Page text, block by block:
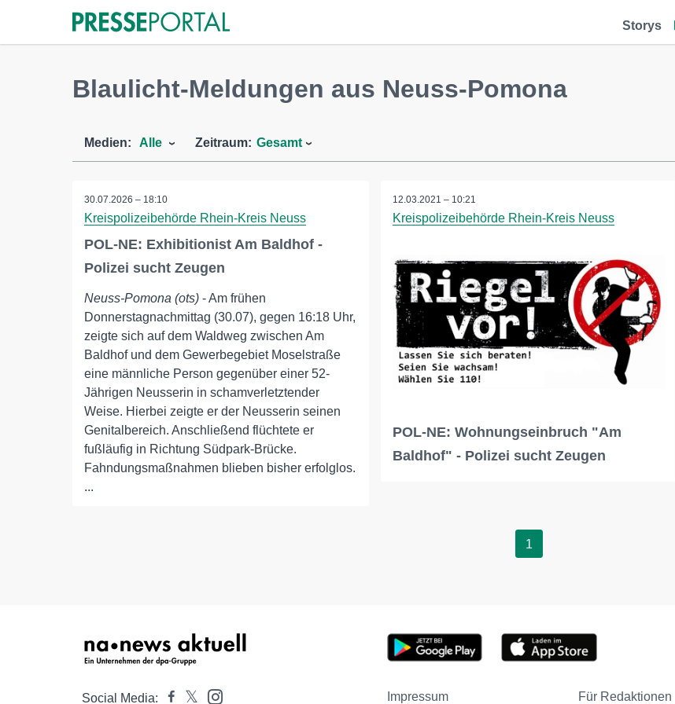
Storys
Blaulicht-Meldungen aus Neuss-Pomona
Medien: Alle Zeitraum: Gesamt
30.07.2026 – 18:10
Kreispolizeibehörde Rhein-Kreis Neuss
POL-NE: Exhibitionist Am Baldhof -
Polizei sucht Zeugen
Neuss-Pomona (ots) - Am frühen
Donnerstagnachmittag (30.07), gegen 16:18 Uhr,
zeigte sich auf dem Waldweg zwischen Am
Baldhof und dem Gewerbegebiet Moselstraße
eine männliche Person gegenüber einer 52-
Jährigen Neusserin in schamverletztender
Weise. Hierbei zeigte er der Neusserin seinen
Genitalbereich. Anschließend flüchtete er
fußläufig in Richtung Südpark-Brücke.
Fahndungsmaßnahmen blieben bisher erfolglos.
...
12.03.2021 – 10:21
Kreispolizeibehörde Rhein-Kreis Neuss
POL-NE: Wohnungseinbruch "Am
Baldhof" - Polizei sucht Zeugen
1
Social Media: Impressum Für Redaktionen